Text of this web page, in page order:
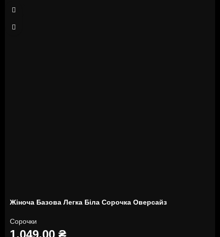
42/46
Жіноча Базова Легка Біла Сорочка Оверсайз
Сорочки
1,049.00 ₴